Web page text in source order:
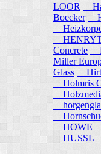
LOOR
Boecker
Concrete
Miller
Glass
Hirt
Holmris
HOWE
HUSSL